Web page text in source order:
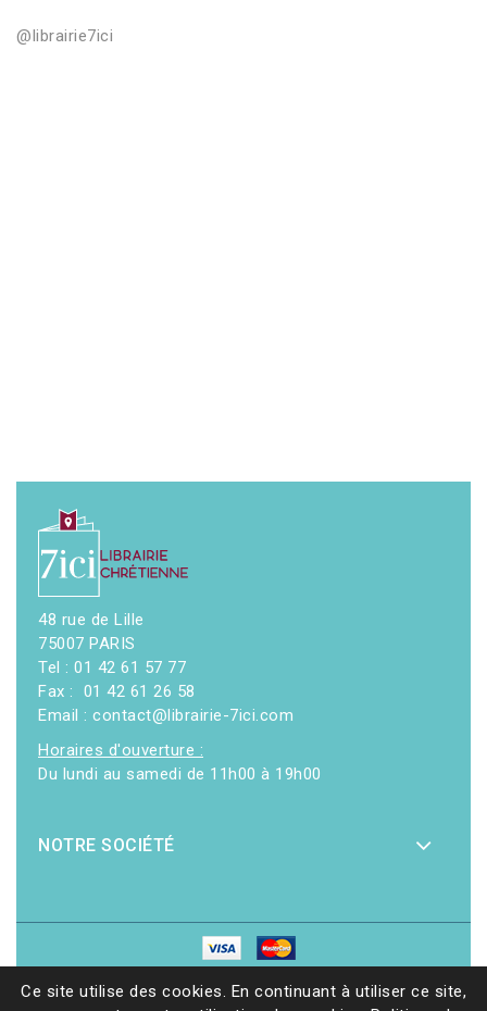
@librairie7ici
48 rue de Lille
75007 PARIS
Tel : 01 42 61 57 77
Fax : 01 42 61 26 58
Email : contact@librairie-7ici.com
Horaires d'ouverture :
Du lundi au samedi de 11h00 à 19h00
NOTRE SOCIÉTÉ
Ce site utilise des cookies. En continuant à utiliser ce site,
© 2026 - Librairie 7ici| Site web réalisé par Ethicweb